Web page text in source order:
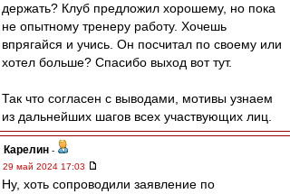
держать? Клуб предложил хорошему, но пока
не опытному тренеру работу. Хочешь
впрягайся и учись. Он посчитал по своему или
хотел больше? Спасибо выход вот тут.
Так что согласен с выводами, мотивы узнаем
из дальнейших шагов всех участвующих лиц.
Карелин -
29 май 2024 17:03
Ну, хоть сопроводили заявление по